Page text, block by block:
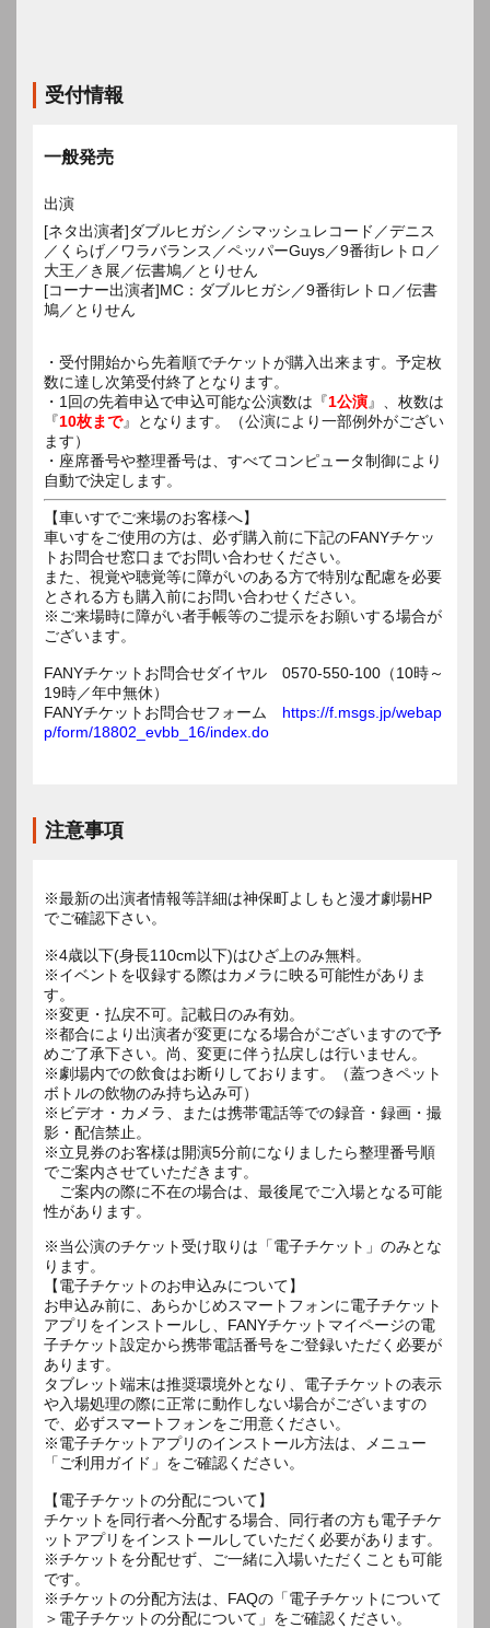
受付情報
一般発売
出演
[ネタ出演者]ダブルヒガシ／シマッシュレコード／デニス
／くらげ／ワラバランス／ペッパーGuys／9番街レトロ／
大王／き展／伝書鳩／とりせん
[コーナー出演者]MC：ダブルヒガシ／9番街レトロ／伝書
鳩／とりせん
・受付開始から先着順でチケットが購入出来ます。予定枚
数に達し次第受付終了となります。
・1回の先着申込で申込可能な公演数は『1公演』、枚数は
『10枚まで』となります。（公演により一部例外がござい
ます）
・座席番号や整理番号は、すべてコンピュータ制御により
自動で決定します。
【車いすでご来場のお客様へ】
車いすをご使用の方は、必ず購入前に下記のFANYチケッ
トお問合せ窓口までお問い合わせください。
また、視覚や聴覚等に障がいのある方で特別な配慮を必要
とされる方も購入前にお問い合わせください。
※ご来場時に障がい者手帳等のご提示をお願いする場合が
ございます。
FANYチケットお問合せダイヤル 0570-550-100（10時～
19時／年中無休）
FANYチケットお問合せフォーム https://f.msgs.jp/webap
p/form/18802_evbb_16/index.do
注意事項
※最新の出演者情報等詳細は神保町よしもと漫才劇場HP
でご確認下さい。
※4歳以下(身長110cm以下)はひざ上のみ無料。
※イベントを収録する際はカメラに映る可能性がありま
す。
※変更・払戻不可。記載日のみ有効。
※都合により出演者が変更になる場合がございますので予
めご了承下さい。尚、変更に伴う払戻しは行いません。
※劇場内での飲食はお断りしております。（蓋つきペット
ボトルの飲物のみ持ち込み可）
※ビデオ・カメラ、または携帯電話等での録音・録画・撮
影・配信禁止。
※立見券のお客様は開演5分前になりましたら整理番号順
でご案内させていただきます。
ご案内の際に不在の場合は、最後尾でご入場となる可能
性があります。
※当公演のチケット受け取りは「電子チケット」のみとな
ります。
【電子チケットのお申込みについて】
お申込み前に、あらかじめスマートフォンに電子チケット
アプリをインストールし、FANYチケットマイページの電
子チケット設定から携帯電話番号をご登録いただく必要が
あります。
タブレット端末は推奨環境外となり、電子チケットの表示
や入場処理の際に正常に動作しない場合がございますの
で、必ずスマートフォンをご用意ください。
※電子チケットアプリのインストール方法は、メニュー
「ご利用ガイド」をご確認ください。
【電子チケットの分配について】
チケットを同行者へ分配する場合、同行者の方も電子チケ
ットアプリをインストールしていただく必要があります。
※チケットを分配せず、ご一緒に入場いただくことも可能
です。
※チケットの分配方法は、FAQの「電子チケットについて
＞電子チケットの分配について」をご確認ください。